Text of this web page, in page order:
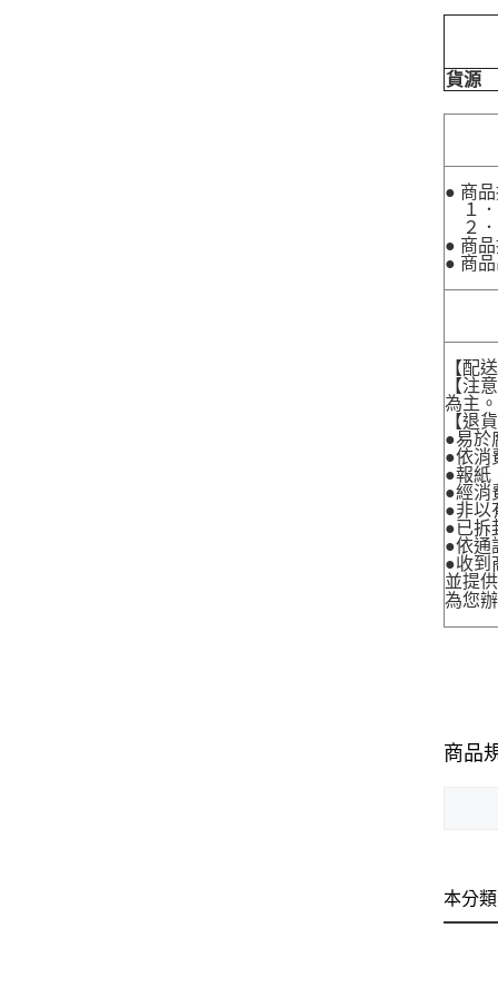
貨源
● 商
１．
２．
● 商
● 商
【配
【注
為主。
【退
●易於
●依消
●報紙
●經消
●非以
●已拆
●依通
●收到
並提
為您
商品
本分